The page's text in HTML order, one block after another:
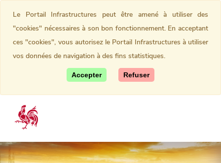
Le Portail Infrastructures peut être amené à utiliser des
"cookies" nécessaires à son bon fonctionnement. En acceptant
ces "cookies", vous autorisez le Portail Infrastructures à utiliser
vos données de navigation à des fins statistiques.
Accepter Refuser